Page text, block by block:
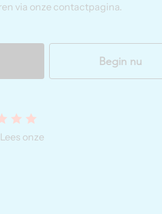
via onze contactpagina.
Begin nu
onze